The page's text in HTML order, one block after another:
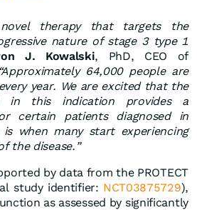
therapy that targets the
nature of stage 3 type 1
J. Kowalski, PhD, CEO of
“Approximately 64,000 people are
year. We are excited that the
in this indication provides a
certain patients diagnosed in
when many start experiencing
the disease.”
by data from the PROTECT
study identifier: NCT03875729),
as assessed by significantly